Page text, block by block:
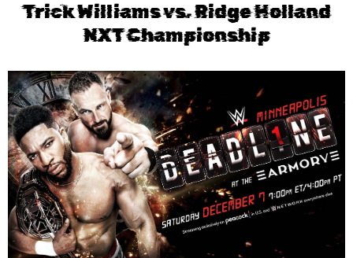
Trick Williams vs. Ridge Holland
NXT Championship